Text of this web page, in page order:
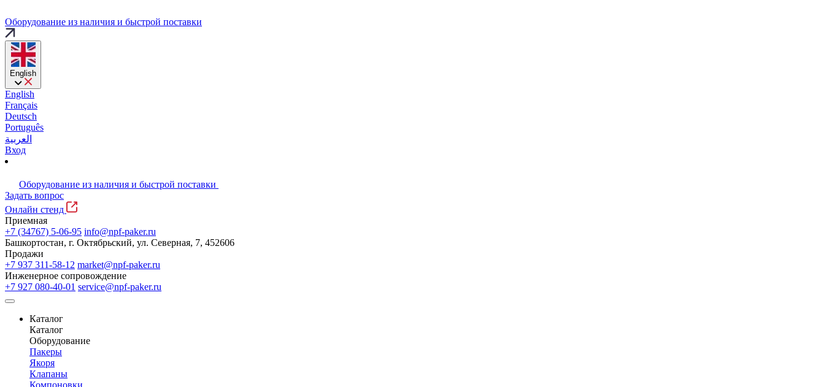
Оборудование из наличия и быстрой поставки
English
English
Français
Deutsch
Português
العربية
Вход
Оборудование из наличия и быстрой поставки
Задать вопрос
Онлайн стенд
Приемная
+7 (34767) 5-06-95 info@npf-paker.ru
Башкортостан, г. Октябрьский, ул. Северная, 7, 452606
Продажи
+7 937 311-58-12 market@npf-paker.ru
Инженерное сопровождение
+7 927 080-40-01 service@npf-paker.ru
Каталог
Каталог
Оборудование
Пакеры
Якоря
Клапаны
Компоновки